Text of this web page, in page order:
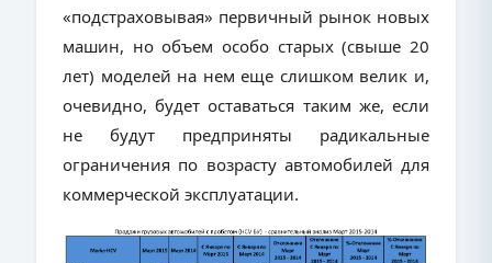
«подстраховывая» первичный рынок новых
машин, но объем особо старых (свыше 20
лет) моделей на нем еще слишком велик и,
очевидно, будет оставаться таким же, если
не будут предприняты радикальные
ограничения по возрасту автомобилей для
коммерческой эксплуатации.